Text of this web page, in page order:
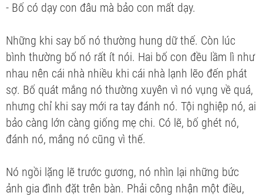
- Bố có dạy con đâu mà bảo con mất dạy.
Những khi say bố nó thường hung dữ thế. Còn lúc
bình thường bố nó rất ít nói. Hai bố con đều lầm lì như
nhau nên cái nhà nhiều khi cái nhà lạnh lẽo đến phát
sợ. Bố quát mắng nó thường xuyên vì nó vụng về quá,
nhưng chỉ khi say mới ra tay đánh nó. Tội nghiệp nó, ai
bảo càng lớn càng giống mẹ chi. Có lẽ, bố ghét nó,
đánh nó, mắng nó cũng vì thế.
Nó ngồi lặng lẽ trước gương, nó nhìn lại những bức
ảnh gia đình đặt trên bàn. Phải công nhận một điều,